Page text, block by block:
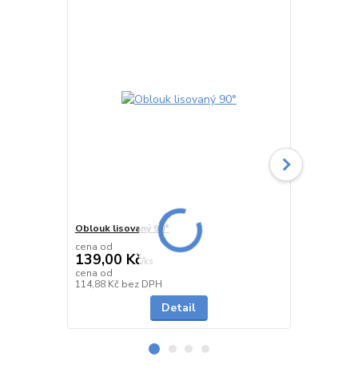
Oblouk lisovaný 90°
cena od
139,00 Kč/ks
cena od
114,88 Kč bez DPH
Detail